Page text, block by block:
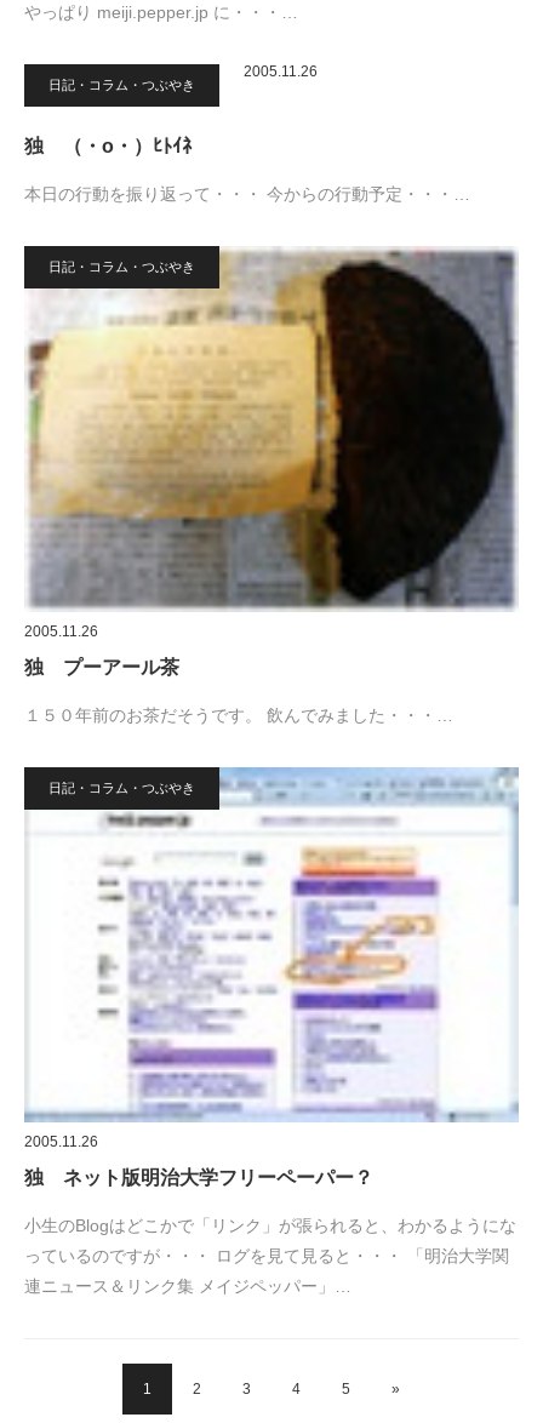
やっぱり meiji.pepper.jp に・・・…
日記・コラム・つぶやき
2005.11.26
独 （・о・）ﾋﾄｲﾈ
本日の行動を振り返って・・・ 今からの行動予定・・・…
日記・コラム・つぶやき
2005.11.26
独 プーアール茶
１５０年前のお茶だそうです。 飲んでみました・・・…
日記・コラム・つぶやき
2005.11.26
独 ネット版明治大学フリーペーパー？
小生のBlogはどこかで「リンク」が張られると、わかるようにな
っているのですが・・・ ログを見て見ると・・・ 「明治大学関
連ニュース＆リンク集 メイジペッパー」…
1 2 3 4 5 »